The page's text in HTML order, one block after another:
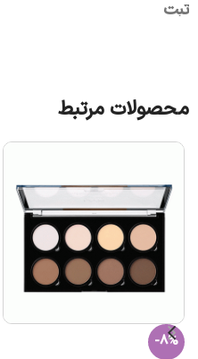
محصولات مرتبط
-8%